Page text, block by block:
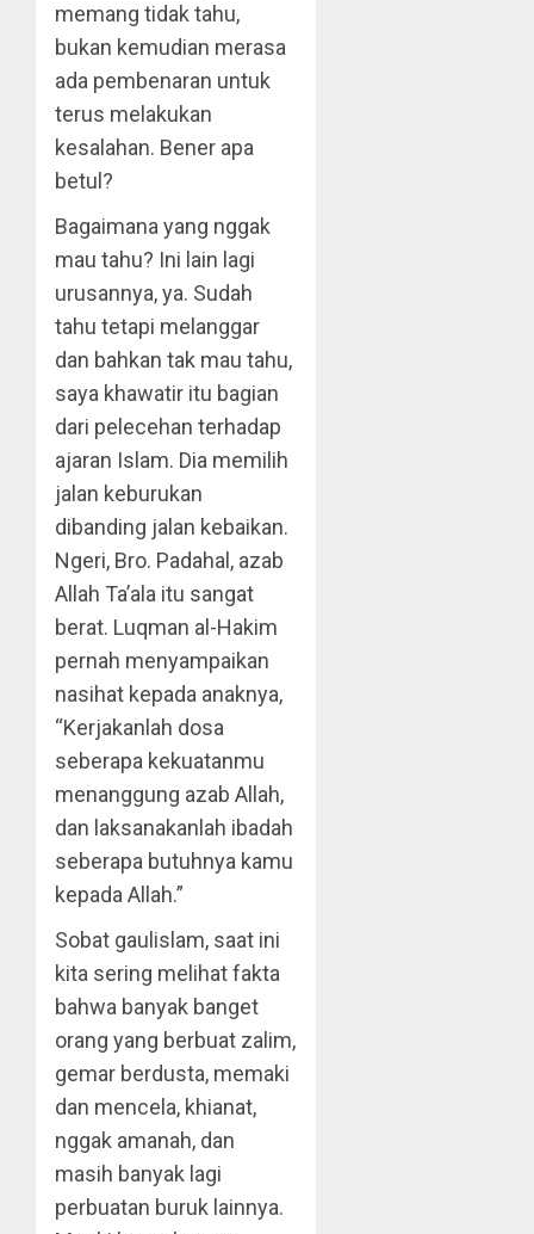
memang tidak tahu,
bukan kemudian merasa
ada pembenaran untuk
terus melakukan
kesalahan. Bener apa
betul?
Bagaimana yang nggak
mau tahu? Ini lain lagi
urusannya, ya. Sudah
tahu tetapi melanggar
dan bahkan tak mau tahu,
saya khawatir itu bagian
dari pelecehan terhadap
ajaran Islam. Dia memilih
jalan keburukan
dibanding jalan kebaikan.
Ngeri, Bro. Padahal, azab
Allah Ta’ala itu sangat
berat. Luqman al-Hakim
pernah menyampaikan
nasihat kepada anaknya,
“Kerjakanlah dosa
seberapa kekuatanmu
menanggung azab Allah,
dan laksanakanlah ibadah
seberapa butuhnya kamu
kepada Allah.”
Sobat gaulislam, saat ini
kita sering melihat fakta
bahwa banyak banget
orang yang berbuat zalim,
gemar berdusta, memaki
dan mencela, khianat,
nggak amanah, dan
masih banyak lagi
perbuatan buruk lainnya.